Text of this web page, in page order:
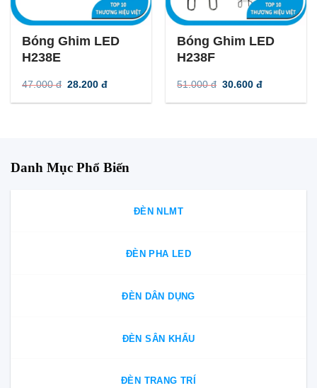
-40%
Bóng Ghim LED
H238E
47.000đ Giá
là:
28.200đGiá
tại
-40%
Bóng Ghim LED
H238F
51.000đ Giá
là:
30.600đGiá
tại
Danh Mục Phổ Biến
ĐÈN NLMT
ĐÈN PHA LED
ĐÈN DÂN DỤNG
ĐÈN SÂN KHẤU
ĐÈN TRANG TRÍ